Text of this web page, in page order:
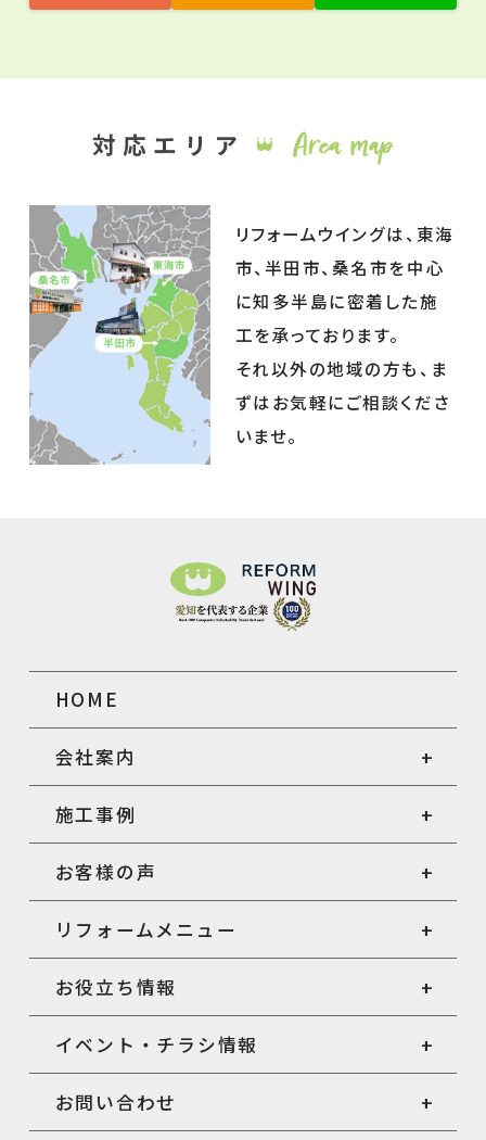
リフォームウイングは、東海
市、半田市、桑名市を中心
に知多半島に密着した施
工を承っております。
それ以外の地域の方も、ま
ずはお気軽にご相談くださ
いませ。
HOME
会社案内
施工事例
お客様の声
リフォームメニュー
お役立ち情報
イベント・チラシ情報
お問い合わせ